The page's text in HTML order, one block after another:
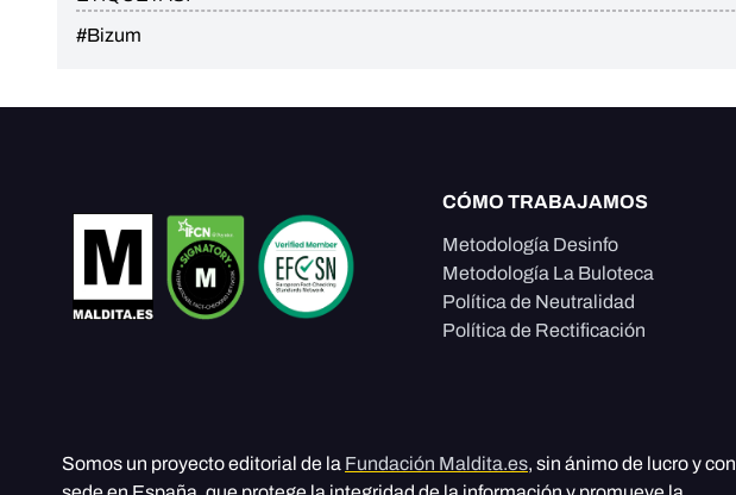
#Bizum
CÓMO TRABAJAMOS
Metodología Desinfo
Metodología La Buloteca
Política de Neutralidad
Política de Rectificación
Somos un proyecto editorial de la Fundación Maldita.es, sin ánimo de lucro y con